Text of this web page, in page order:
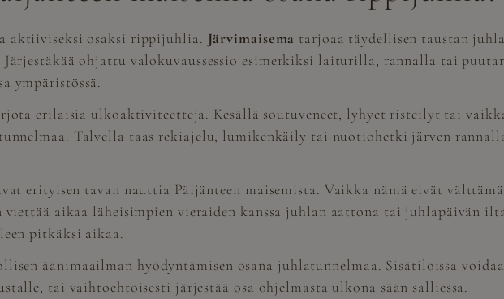
aktiiviseksi osaksi rippijuhlia. Järvimaisema tarjoaa täydellisen taustan
ohjattu valokuvaussessio esimerkiksi laiturilla, rannalla tai
ympäristössä.
erilaisia ulkoaktiviteetteja. Kesällä soutuveneet, lyhyet risteilyt tai
Talvella taas rekiajelu, lumikenkäily tai nuotiohetki järven
erityisen tavan nauttia Päijänteen maisemista. Vaikka nämä eivät
aikaa läheisimpien vieraiden kanssa juhlan aattona tai juhlapäivän
pitkäksi aikaa.
äänimaailman hyödyntämisen osana juhlatunnelmaa. Sisätiloissa
tai vaihtoehtoisesti järjestää osa ohjelmasta ulkona sään salliessa.